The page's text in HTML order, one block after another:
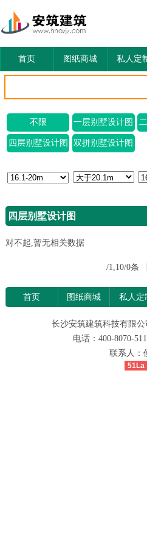
首页 图纸商城 私人定
不限 一层别墅设计图
四层别墅设计图 双拼别墅设计图
四层别墅设计图
对不起,暂无相关数据
/1,10/0条
首页 图纸商城 私人定
长沙安筑建筑科技有限公
电话：400-8070-
联系人：
51La